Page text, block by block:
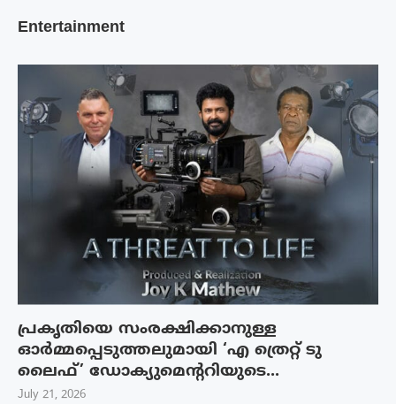
Entertainment
പ്രകൃതിയെ സംരക്ഷിക്കാനുള്ള
ഓർമ്മപ്പെടുത്തലുമായി ‘എ ത്രെറ്റ് ടു
ലൈഫ്’ ഡോക്യുമെന്ററിയുടെ...
July 21, 2026